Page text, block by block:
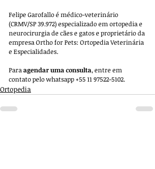
Felipe Garofallo é médico-veterinário
(CRMV/SP 39.972) especializado em ortopedia e
neurocirurgia de cães e gatos e proprietário da
empresa Ortho for Pets: Ortopedia Veterinária
e Especialidades.
Para agendar uma consulta, entre em
contato pelo whatsapp +55 11 97522-5102.
Ortopedia